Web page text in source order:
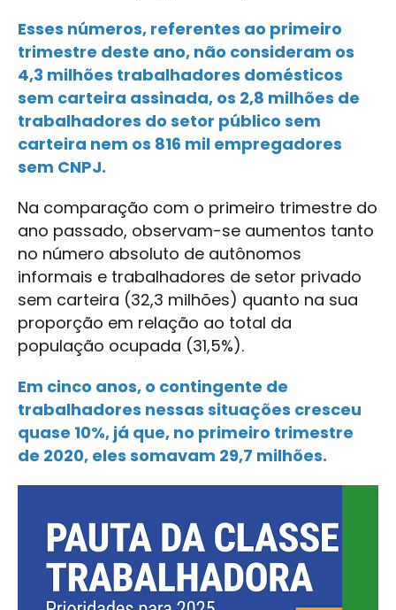
Esses números, referentes ao primeiro
trimestre deste ano, não consideram os
4,3 milhões trabalhadores domésticos
sem carteira assinada, os 2,8 milhões de
trabalhadores do setor público sem
carteira nem os 816 mil empregadores
sem CNPJ.
Na comparação com o primeiro trimestre do
ano passado, observam-se aumentos tanto
no número absoluto de autônomos
informais e trabalhadores de setor privado
sem carteira (32,3 milhões) quanto na sua
proporção em relação ao total da
população ocupada (31,5%).
Em cinco anos, o contingente de
trabalhadores nessas situações cresceu
quase 10%, já que, no primeiro trimestre
de 2020, eles somavam 29,7 milhões.